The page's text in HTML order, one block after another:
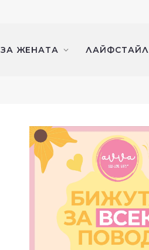
ЗА ЖЕНАТА ЛАЙФСТАЙЛ